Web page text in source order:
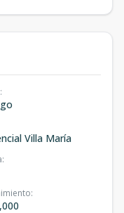
:
Villa María
:
: